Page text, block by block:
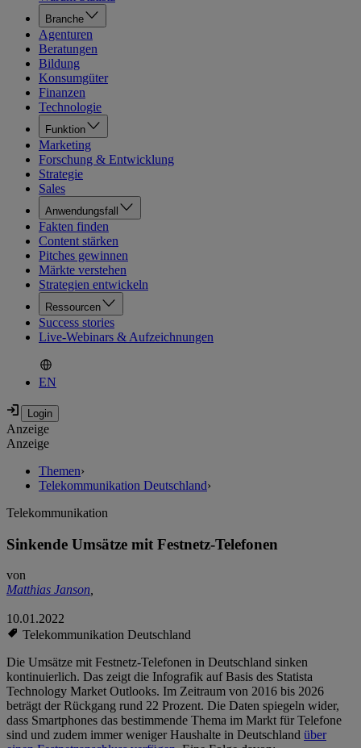
Branche
Agenturen
Beratungen
Bildung
Konsumgüter
Finanzen
Technologie
Funktion
Marketing
Forschung & Entwicklung
Strategie
Sales
Anwendungsfall
Fakten finden
Content stärken
Pitches gewinnen
Märkte verstehen
Strategien entwickeln
Ressourcen
Success stories
Live-Webinars & Aufzeichnungen
EN
Anzeige
Anzeige
Themen›
Telekommunikation Deutschland›
Telekommunikation
Sinkende Umsätze mit Festnetz-Telefonen
von
Matthias Janson,
10.01.2022
Telekommunikation Deutschland
Die Umsätze mit Festnetz-Telefonen in Deutschland sinken
kontinuierlich. Das zeigt die Infografik auf Basis des Statista
Technology Market Outlooks. Im Zeitraum von 2016 bis 2026
beträgt der Rückgang rund 22 Prozent. Die Daten spiegeln wider,
dass Smartphones das bestimmende Thema im Markt für Telefone
sind und zudem immer weniger Haushalte in Deutschland über